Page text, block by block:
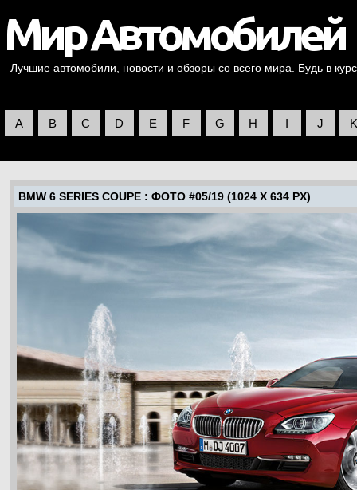
Лучшие автомобили, новости и обзоры со всего мира. Будь в
A B C D E F G H I J K
BMW 6 SERIES COUPE : ФОТО #05/19 (1024 X 634 PX)